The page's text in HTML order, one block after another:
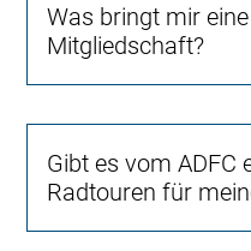
Was bringt mir eine
Mitgliedschaft?
Gibt es vom ADFC
Radtouren für